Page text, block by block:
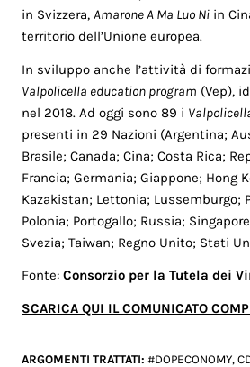
in Svizzera,Amarone A Ma Luo Ni in
territorio dell’Unione europea.
In sviluppo anche l’attività di
Valpolicella education program (Vep),
nel 2018. Ad oggi sono 89 i
presenti in 29 Nazioni (Argentina;
Brasile; Canada; Cina; Costa Rica;
Francia; Germania; Giappone; Hong
Kazakistan; Lettonia; Lussemburgo;
Polonia; Portogallo; Russia;
Svezia; Taiwan; Regno Unito; Stati
Fonte:Consorzio per la Tutela dei
SCARICA QUI IL COMUNICATO
ARGOMENTI TRATTATI:#DOPECONOMY,